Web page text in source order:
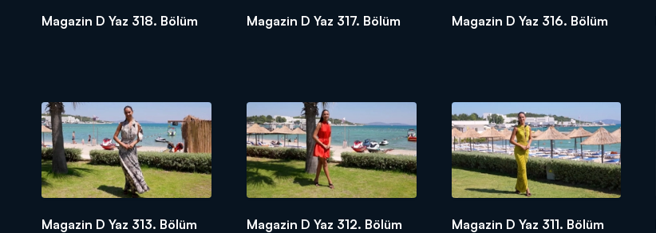
Magazin D Yaz 318. Bölüm Magazin D Yaz 317. Bölüm Magazin D Yaz 316. Bölüm
Magazin D Yaz 313. Bölüm Magazin D Yaz 312. Bölüm Magazin D Yaz 311. Bölüm